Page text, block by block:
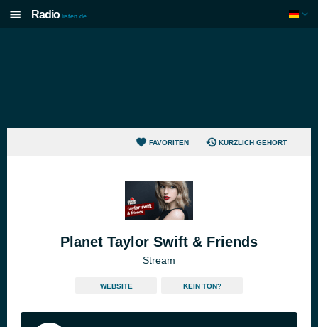
Radio listen.de
FAVORITEN KÜRZLICH GEHÖRT
Planet Taylor Swift & Friends
Stream
WEBSITE KEIN TON?